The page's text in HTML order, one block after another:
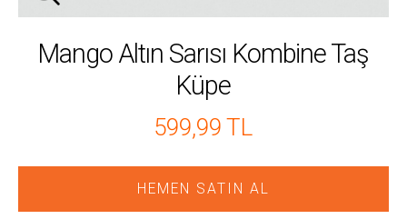
Mango Altın Sarısı Kombine Taş
Küpe
599,99 TL
HEMEN SATIN AL